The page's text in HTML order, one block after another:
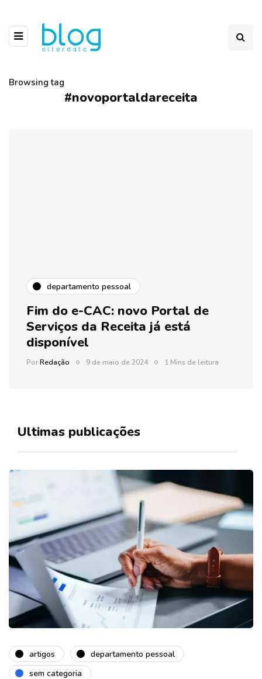
Browsing tag
#novoportaldareceita
departamento pessoal
Fim do e-CAC: novo Portal de
Serviços da Receita já está
disponível
PorRedação 9 de maio de 2024 1 Mins de leitura
Ultimas publicações
artigos
departamento pessoal
sem categoria